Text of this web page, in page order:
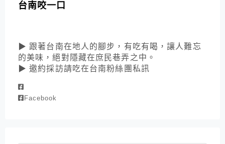
台南咬一口
▶ 跟著台南在地人的腳步，有吃有喝，讓人難忘
的美味，絕對隱藏在庶民巷弄之中。
▶ 邀約採訪請吃在台南粉絲團私訊
Facebook